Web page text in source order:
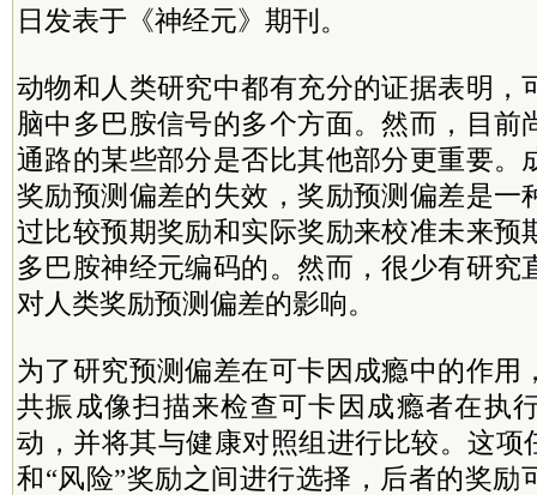
日发表于《神经元》期刊。
动物和人类研究中都有充分的证据表明，
脑中多巴胺信号的多个方面。然而，目前
通路的某些部分是否比其他部分更重要。
奖励预测偏差的失效，奖励预测偏差是一
过比较预期奖励和实际奖励来校准未来预
多巴胺神经元编码的。然而，很少有研究
对人类奖励预测偏差的影响。
为了研究预测偏差在可卡因成瘾中的作用
共振成像扫描来检查可卡因成瘾者在执
动，并将其与健康对照组进行比较。这项
和“风险”奖励之间进行选择，后者的奖励